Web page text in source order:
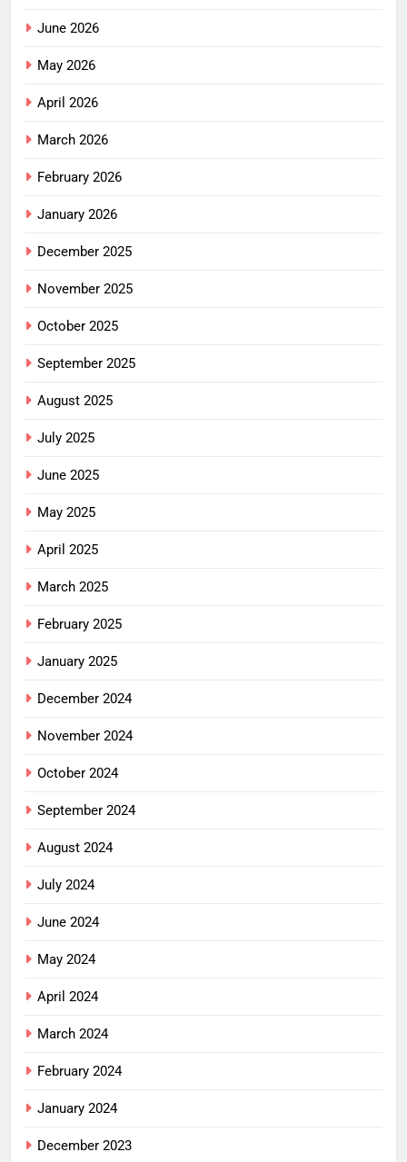
June 2026
May 2026
April 2026
March 2026
February 2026
January 2026
December 2025
November 2025
October 2025
September 2025
August 2025
July 2025
June 2025
May 2025
April 2025
March 2025
February 2025
January 2025
December 2024
November 2024
October 2024
September 2024
August 2024
July 2024
June 2024
May 2024
April 2024
March 2024
February 2024
January 2024
December 2023